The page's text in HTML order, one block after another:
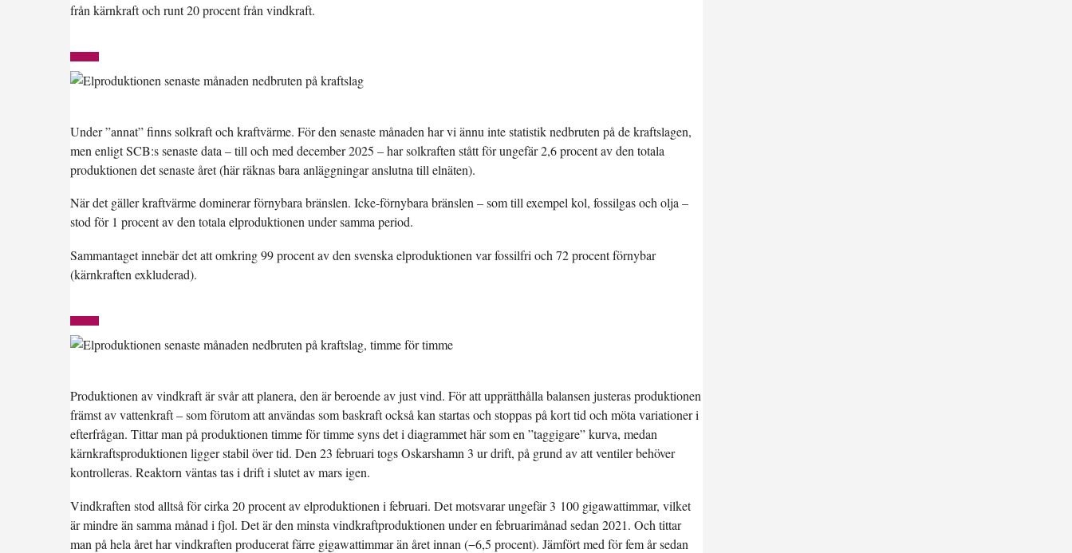
från kärnkraft och runt 20 procent från vindkraft.
Under ”annat” finns solkraft och kraftvärme. För den senaste månaden har vi ännu inte statistik nedbruten på de kraftslagen,
men enligt SCB:s senaste data – till och med december 2025 – har solkraften stått för ungefär 2,6 procent av den totala
produktionen det senaste året (här räknas bara anläggningar anslutna till elnäten).
När det gäller kraftvärme dominerar förnybara bränslen. Icke-förnybara bränslen – som till exempel kol, fossilgas och olja –
stod för 1 procent av den totala elproduktionen under samma period.
Sammantaget innebär det att omkring99 procentav den svenska elproduktionen var fossilfri och 72 procent förnybar
(kärnkraften exkluderad).
Produktionen av vindkraft är svår att planera, den är beroende av just vind. För att upprätthålla balansen justeras produktionen
främst av vattenkraft – som förutom att användas som baskraft också kan startas och stoppas på kort tid och möta variationer i
efterfrågan. Tittar man på produktionen timme för timme syns det i diagrammet här som en ”taggigare” kurva, medan
kärnkraftsproduktionen ligger stabil över tid. Den 23 februari togs Oskarshamn 3 ur drift, på grund av att ventiler behöver
kontrolleras. Reaktorn väntas tas i drift i slutet av mars igen.
Vindkraften stod alltså för cirka 20 procent av elproduktionen i februari. Det motsvarar ungefär 3 100 gigawattimmar, vilket
är mindre än samma månad i fjol. Det är den minsta vindkraftproduktionen under en februarimånad sedan 2021. Och tittar
man på hela året har vindkraften producerat färre gigawattimmar än året innan (−6,5 procent). Jämfört med för fem år sedan